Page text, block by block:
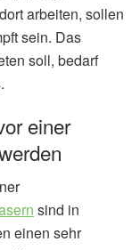
arbeiten, sollen
sein. Das
soll, bedarf
einer
sind in
einen sehr